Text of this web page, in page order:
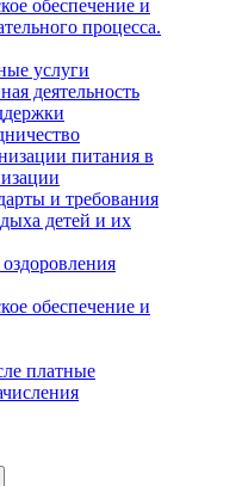
обеспечение и
процесса.
услуги
деятельность
питания в
и требования
детей и их
обеспечение и
платные